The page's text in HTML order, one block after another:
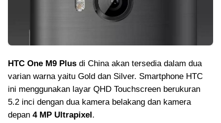
HTC One M9 Plus di China akan tersedia dalam dua
varian warna yaitu Gold dan Silver. Smartphone HTC
ini menggunakan layar QHD Touchscreen berukuran
5.2 inci dengan dua kamera belakang dan kamera
depan 4 MP Ultrapixel.